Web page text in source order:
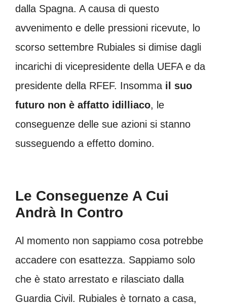
dalla Spagna. A causa di questo
avvenimento e delle pressioni ricevute, lo
scorso settembre Rubiales si dimise dagli
incarichi di vicepresidente della UEFA e da
presidente della RFEF. Insomma il suo
futuro non è affatto idilliaco, le
conseguenze delle sue azioni si stanno
susseguendo a effetto domino.
Le Conseguenze A Cui
Andrà In Contro
Al momento non sappiamo cosa potrebbe
accadere con esattezza. Sappiamo solo
che è stato arrestato e rilasciato dalla
Guardia Civil. Rubiales è tornato a casa,